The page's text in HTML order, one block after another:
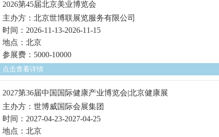
2026第45届北京美业博览会
主办方：北京世博联展览服务有限公司
时间：2026-11-13-2026-11-15
地点：北京
参展费：5000-10000
点击查看详情
2027第36届中国国际健康产业博览会|北京健康展
主办方：世博威国际会展集团
时间：2027-04-23-2027-04-25
地点：北京